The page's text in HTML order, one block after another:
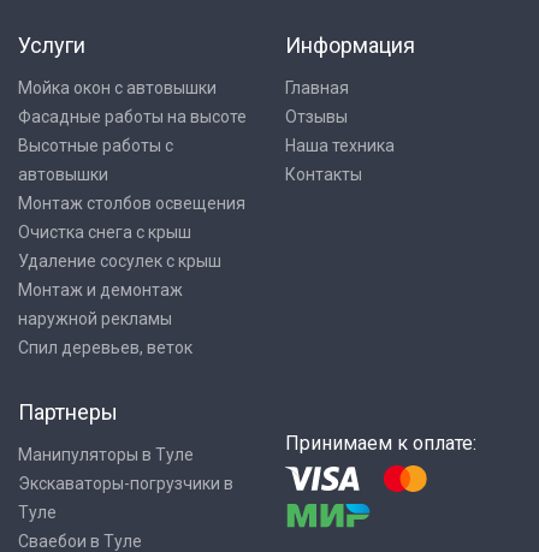
Услуги
Мойка окон с автовышки
Фасадные работы на высоте
Высотные работы с
автовышки
Монтаж столбов освещения
Очистка снега с крыш
Удаление сосулек с крыш
Монтаж и демонтаж
наружной рекламы
Спил деревьев, веток
Информация
Главная
Отзывы
Наша техника
Контакты
Партнеры
Манипуляторы в Туле
Экскаваторы-погрузчики в
Туле
Сваебои в Туле
Принимаем к оплате: